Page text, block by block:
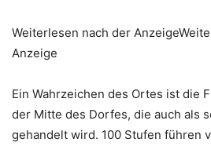
Weiterlesen nach der
Anzeige
Ein Wahrzeichen des Ortes ist die
der Mitte des Dorfes, die auch als
gehandelt wird. 100 Stufen führen